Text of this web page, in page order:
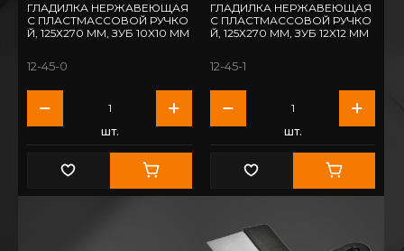
ГЛАДИЛКА НЕРЖАВЕЮЩАЯ
С ПЛАСТМАССОВОЙ РУЧКО
Й, 125Х270 ММ, ЗУБ 10X10 ММ
12-45-0
шт.
ГЛАДИЛКА НЕРЖАВЕЮЩАЯ
С ПЛАСТМАССОВОЙ РУЧКО
Й, 125Х270 ММ, ЗУБ 12X12 ММ
12-45-1
шт.